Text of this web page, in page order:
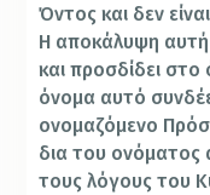
Όντος και δεν
Η αποκάλυψη αυτή
και προσδίδει
όνομα αυτό
ονομαζόμενο
δια του ονόματος
τους λόγους του